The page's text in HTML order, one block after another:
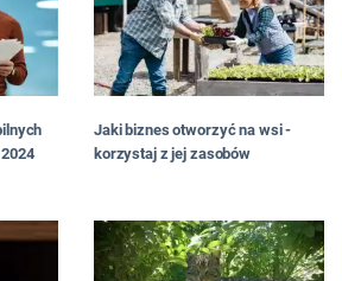
Jaki biznes otworzyć na wsi -
korzystaj z jej zasobów